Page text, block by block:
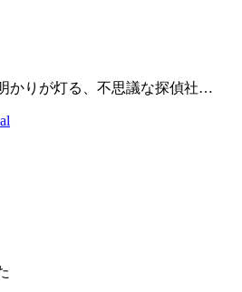
かりが灯る、不思議な探偵社…